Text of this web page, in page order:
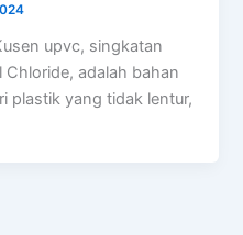
upvc, singkatan
adalah bahan
plastik yang tidak lentur,